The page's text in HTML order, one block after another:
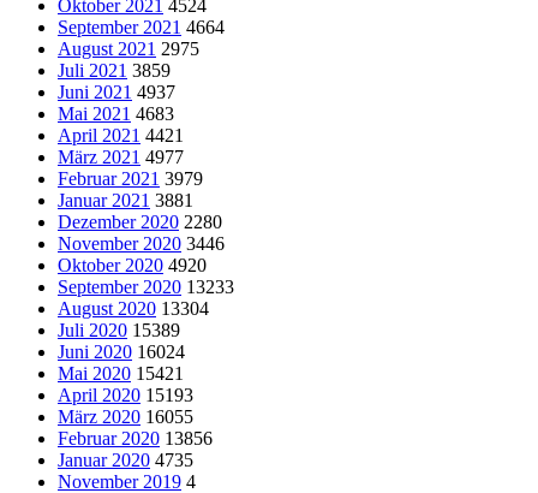
Oktober 2021 4524
September 2021 4664
August 2021 2975
Juli 2021 3859
Juni 2021 4937
Mai 2021 4683
April 2021 4421
März 2021 4977
Februar 2021 3979
Januar 2021 3881
Dezember 2020 2280
November 2020 3446
Oktober 2020 4920
September 2020 13233
August 2020 13304
Juli 2020 15389
Juni 2020 16024
Mai 2020 15421
April 2020 15193
März 2020 16055
Februar 2020 13856
Januar 2020 4735
November 2019 4